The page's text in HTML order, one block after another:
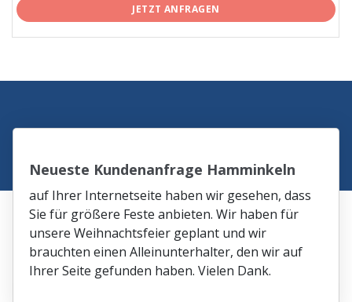
JETZT ANFRAGEN
Neueste Kundenanfrage Hamminkeln
auf Ihrer Internetseite haben wir gesehen, dass
Sie für größere Feste anbieten. Wir haben für
unsere Weihnachtsfeier geplant und wir
brauchten einen Alleinunterhalter, den wir auf
Ihrer Seite gefunden haben. Vielen Dank.